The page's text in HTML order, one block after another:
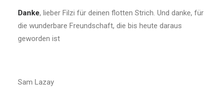
Danke, lieber Filzi für deinen flotten Strich. Und danke, für
die wunderbare Freundschaft, die bis heute daraus
geworden ist
Sam Lazay